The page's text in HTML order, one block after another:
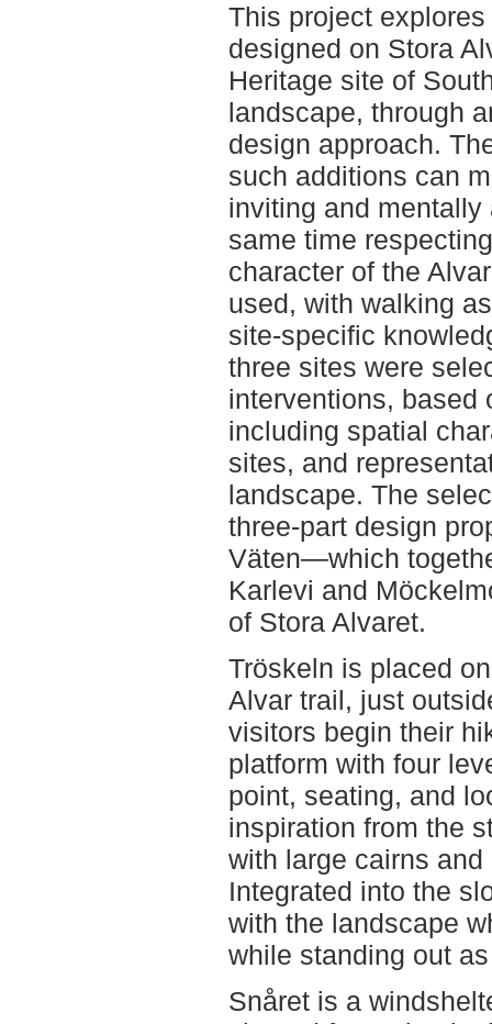
This project
designed on Stora
Heritage site of
landscape, through
design approach.
such additions can
inviting and
same time
character of the
used, with walking
site-specific
three sites were
interventions, based
including spatial
sites, and
landscape. The
three-part design
Väten—which
Karlevi and
of Stora Alvaret.
Tröskeln is placed
Alvar trail, just
visitors begin their
platform with four
point, seating, and
inspiration from the
with large cairns
Integrated into the
with the landscape
while standing out
Snåret is a